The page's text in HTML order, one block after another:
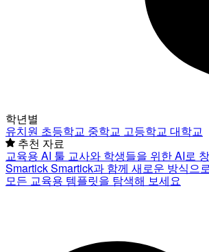
학년별
유치원 초등학교 중학교 고등학교 대학교
추천 자료
교육용 AI 툴 교사와 학생들을 위한 AI로
SmartickSmartick과 함께 새로운 방식으
모든 교육용 템플릿을 탐색해 보세요